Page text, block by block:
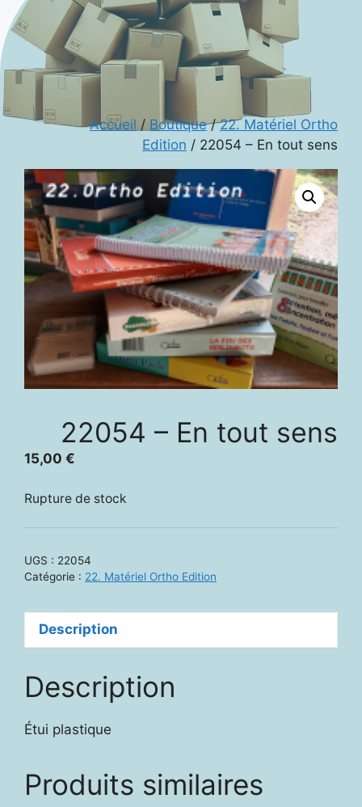
Accueil / Boutique/22. Matériel Ortho
Edition / 22054 – En tout sens
22054 – En tout sens
15,00 €
Rupture de stock
UGS : 22054
Catégorie : 22. Matériel Ortho Edition
Description
Description
Étui plastique
Produits similaires